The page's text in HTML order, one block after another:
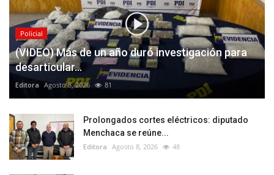
Policial
(VIDEO) Más de un año duró investigación para
desarticular...
Editora Agosto 8, 2026 81
Prolongados cortes eléctricos: diputado
Menchaca se reúne...
Editora Agosto 8, 2026 48